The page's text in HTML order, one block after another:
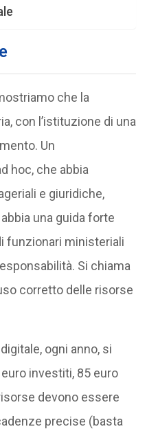
che la
con l’istituzione di una
Un
hoc, che abbia
e giuridiche,
una guida forte
funzionari ministeriali
Si chiama
corretto delle risorse
ogni anno, si
investiti, 85 euro
devono essere
precise (basta